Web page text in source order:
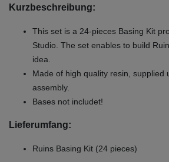
Kurzbeschreibung:
This set is a 24-pieces Basing Kit
Studio. The set enables to build
idea.
Made of high quality resin, supplied
assembly.
Bases not includet!
Lieferumfang:
Ruins Basing Kit (24 pieces)